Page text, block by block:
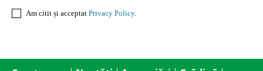
Am citit și acceptat Privacy Policy.